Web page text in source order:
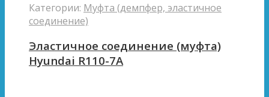
Категории: Муфта (демпфер, эластичное
соединение)
Эластичное соединение (муфта)
Hyundai R110-7A